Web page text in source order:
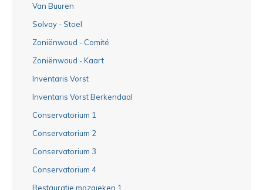
Van Buuren
Solvay - Stoel
Zoniënwoud - Comité
Zoniënwoud - Kaart
Inventaris Vorst
Inventaris Vorst Berkendaal
Conservatorium 1
Conservatorium 2
Conservatorium 3
Conservatorium 4
Restauratie mozaïeken 1